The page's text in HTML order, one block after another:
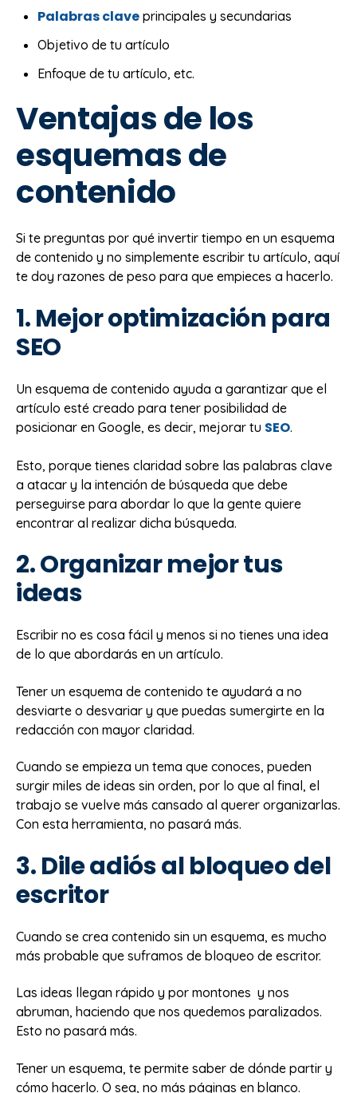
Palabras clave principales y secundarias
Objetivo de tu artículo
Enfoque de tu artículo, etc.
Ventajas de los
esquemas de
contenido
Si te preguntas por qué invertir tiempo en un esquema
de contenido y no simplemente escribir tu artículo, aquí
te doy razones de peso para que empieces a hacerlo.
1. Mejor optimización para
SEO
Un esquema de contenido ayuda a garantizar que el
artículo esté creado para tener posibilidad de
posicionar en Google, es decir, mejorar tu SEO.
Esto, porque tienes claridad sobre las palabras clave
a atacar y la intención de búsqueda que debe
perseguirse para abordar lo que la gente quiere
encontrar al realizar dicha búsqueda.
2. Organizar mejor tus
ideas
Escribir no es cosa fácil y menos si no tienes una idea
de lo que abordarás en un artículo.
Tener un esquema de contenido te ayudará a no
desviarte o desvariar y que puedas sumergirte en la
redacción con mayor claridad.
Cuando se empieza un tema que conoces, pueden
surgir miles de ideas sin orden, por lo que al final, el
trabajo se vuelve más cansado al querer organizarlas.
Con esta herramienta, no pasará más.
3. Dile adiós al bloqueo del
escritor
Cuando se crea contenido sin un esquema, es mucho
más probable que suframos de bloqueo de escritor.
Las ideas llegan rápido y por montones y nos
abruman, haciendo que nos quedemos paralizados.
Esto no pasará más.
Tener un esquema, te permite saber de dónde partir y
cómo hacerlo. O sea, no más páginas en blanco.